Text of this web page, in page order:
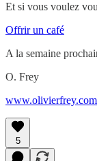
Et si vous voulez
Offrir un café
A la semaine
O. Frey
www.olivierfrey.com
5